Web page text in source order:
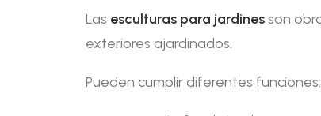
Las esculturas para jardinesson
exteriores ajardinados.
Pueden cumplir diferentes funciones: